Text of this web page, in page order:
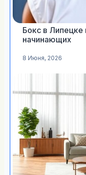
Бокс в Липецке
начинающих
8 Июня, 2026